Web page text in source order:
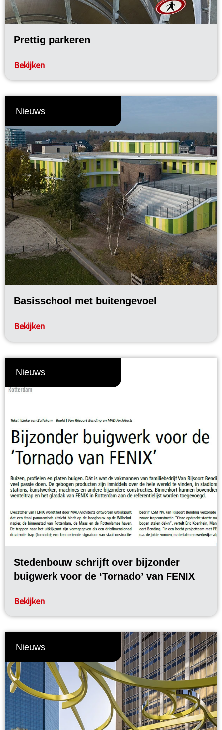
Prettig parkeren
Bekijken
Nieuws
Basisschool met buitengevoel
Bekijken
Nieuws
Stedenbouw schrijft over bijzonder
buigwerk voor de ‘Tornado’ van FENIX
Bekijken
Nieuws